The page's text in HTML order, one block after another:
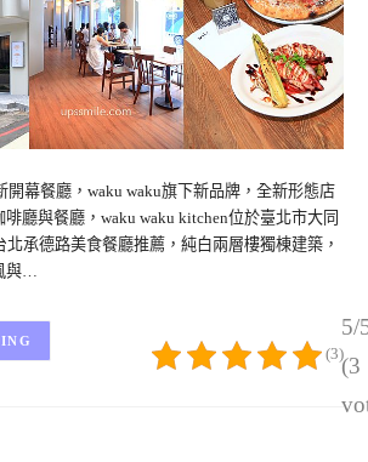
開幕餐廳，waku waku旗下新品牌，全新形態店
廳與餐廳，waku waku kitchen位於臺北市大同
北承德路美食餐廳推薦，純白兩層樓獨棟建築，
與…
5/
(3
(3)